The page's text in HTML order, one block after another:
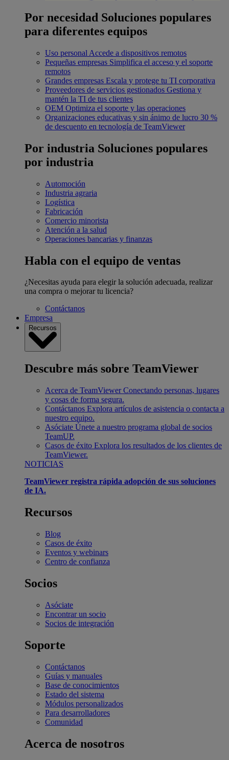
Por necesidad Soluciones populares
para diferentes equipos
Uso personal Accede a dispositivos remotos
Pequeñas empresas Simplifica el acceso y el soporte
remotos
Grandes empresas Escala y protege tu TI corporativa
Proveedores de servicios gestionados Gestiona y
mantén la TI de tus clientes
OEM Optimiza el soporte y las operaciones
Organizaciones educativas y sin ánimo de lucro 30 %
de descuento en tecnología de TeamViewer
Por industria Soluciones populares
por industria
Automoción
Industria agraria
Logística
Fabricación
Comercio minorista
Atención a la salud
Operaciones bancarias y finanzas
Habla con el equipo de ventas
¿Necesitas ayuda para elegir la solución adecuada, realizar
una compra o mejorar tu licencia?
Contáctanos
Empresa
Recursos
Descubre más sobre TeamViewer
Acerca de TeamViewer Conectando personas, lugares
y cosas de forma segura.
Contáctanos Explora artículos de asistencia o contacta a
nuestro equipo.
Asóciate Únete a nuestro programa global de socios
TeamUP.
Casos de éxito Explora los resultados de los clientes de
TeamViewer.
NOTICIAS
TeamViewer registra rápida adopción de sus soluciones
de IA.
Recursos
Blog
Casos de éxito
Eventos y webinars
Centro de confianza
Socios
Asóciate
Encontrar un socio
Socios de integración
Soporte
Contáctanos
Guías y manuales
Base de conocimientos
Estado del sistema
Módulos personalizados
Para desarrolladores
Comunidad
Acerca de nosotros